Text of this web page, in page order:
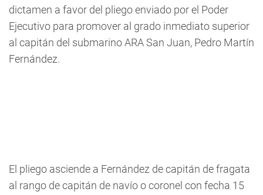
dictamen a favor del pliego enviado por el Poder
Ejecutivo para promover al grado inmediato superior
al capitán del submarino ARA San Juan, Pedro Martín
Fernández.
El pliego asciende a Fernández de capitán de fragata
al rango de capitán de navío o coronel con fecha 15